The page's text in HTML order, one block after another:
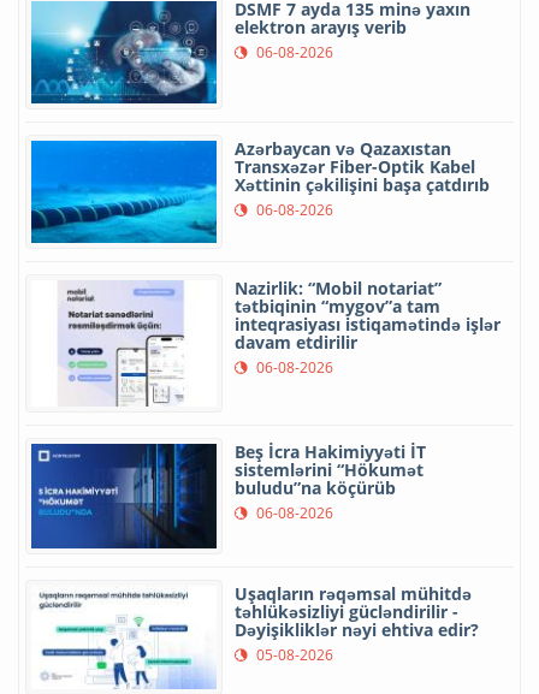
DSMF 7 ayda 135 minə yaxın
elektron arayış verib
06-08-2026
Azərbaycan və Qazaxıstan
Transxəzər Fiber-Optik Kabel
Xəttinin çəkilişini başa çatdırıb
06-08-2026
Nazirlik: “Mobil notariat”
tətbiqinin “mygov”a tam
inteqrasiyası istiqamətində işlər
davam etdirilir
06-08-2026
Beş İcra Hakimiyyəti İT
sistemlərini “Hökumət
buludu”na köçürüb
06-08-2026
Uşaqların rəqəmsal mühitdə
təhlükəsizliyi gücləndirilir -
Dəyişikliklər nəyi ehtiva edir?
05-08-2026